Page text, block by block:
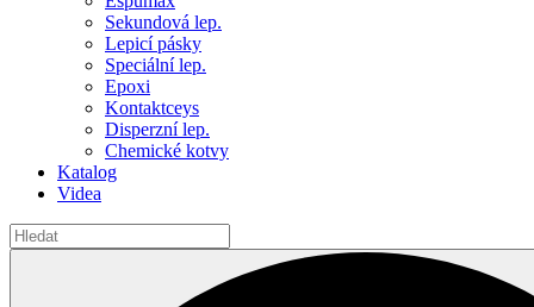
Sekundová lep.
Lepicí pásky
Speciální lep.
Epoxi
Kontaktceys
Disperzní lep.
Chemické kotvy
Katalog
Videa